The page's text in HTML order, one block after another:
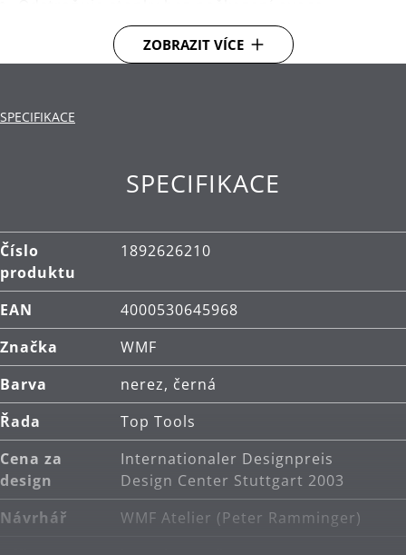
Materiál: vysoce kvalitní nerezová ocel
Cromargan®.
ZOBRAZIT VÍCE
SPECIFIKACE
SPECIFIKACE
Číslo
produktu
1892626210
EAN
4000530645968
Značka
WMF
Barva
nerez, černá
Řada
Top Tools
Cena za
design
Internationaler Designpreis
Design Center Stuttgart 2003
Návrhář
WMF Atelier (Peter Ramminger)